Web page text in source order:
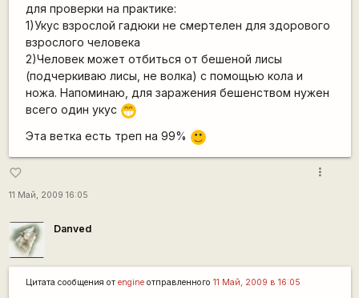
для проверки на практике:
1)Укус взрослой гадюки не смертелен для здорового
взрослого человека
2)Человек может отбиться от бешеной лисы
(подчеркиваю лисы, не волка) с помощью кола и
ножа. Напоминаю, для заражения бешенством нужен
всего один укус ;D
Эта ветка есть треп на 99%
:)
favorite_border
11 Май, 2009 16:05
more_vert
Danved
Цитата сообщения от engineотправленного 11 Май, 2009 в 16:05